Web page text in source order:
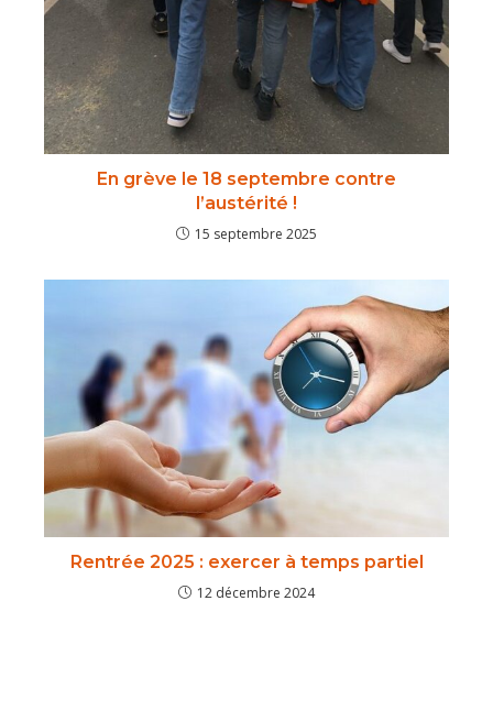
En grève le 18 septembre contre
l’austérité !
15 septembre 2025
Rentrée 2025 : exercer à temps partiel
12 décembre 2024